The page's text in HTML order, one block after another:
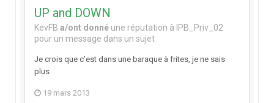
UP and DOWN
KevFB a/ont donné une réputation à IPB_Priv_02
pour un message dans un sujet
Je crois que c'est dans une baraque à frites, je ne sais
plus
19 mars 2013